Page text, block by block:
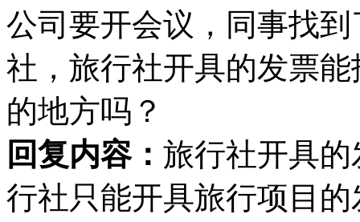
公司要开会议，同事找
社，旅行社开具的发票
的地方吗？
回复内容： 旅行社开具
行社只能开具旅行项目